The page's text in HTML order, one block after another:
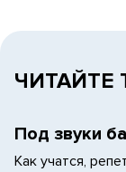
ЧИТАЙТЕ
Под звуки
Как учатся,